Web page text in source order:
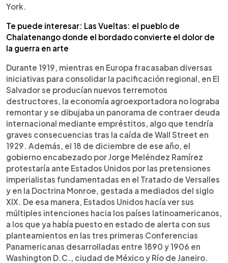
York.
Te puede interesar: Las Vueltas: el pueblo de
Chalatenango donde el bordado convierte el dolor de
la guerra en arte
Durante 1919, mientras en Europa fracasaban diversas
iniciativas para consolidar la pacificación regional, en El
Salvador se producían nuevos terremotos
destructores, la economía agroexportadora no lograba
remontar y se dibujaba un panorama de contraer deuda
internacional mediante empréstitos, algo que tendría
graves consecuencias tras la caída de Wall Street en
1929. Además, el 18 de diciembre de ese año, el
gobierno encabezado por Jorge Meléndez Ramírez
protestaría ante Estados Unidos por las pretensiones
imperialistas fundamentadas en el Tratado de Versalles
y en la Doctrina Monroe, gestada a mediados del siglo
XIX. De esa manera, Estados Unidos hacía ver sus
múltiples intenciones hacia los países latinoamericanos,
a los que ya había puesto en estado de alerta con sus
planteamientos en las tres primeras Conferencias
Panamericanas desarrolladas entre 1890 y 1906 en
Washington D.C., ciudad de México y Río de Janeiro.